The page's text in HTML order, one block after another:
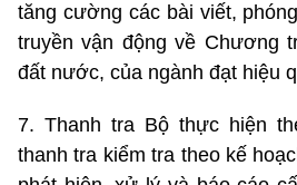
tăng cường các bài viết,
truyền vận động về Chương
đất nước, của ngành đạt hiệu
7. Thanh tra Bộ thực hiện
thanh tra kiểm tra theo kế